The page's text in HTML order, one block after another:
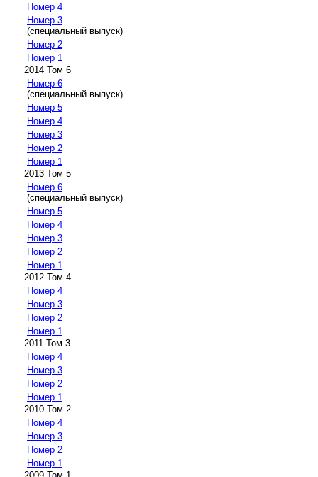
Номер 4
Номер 3
(специальный выпуск)
Номер 2
Номер 1
2014 Том 6
Номер 6
(специальный выпуск)
Номер 5
Номер 4
Номер 3
Номер 2
Номер 1
2013 Том 5
Номер 6
(специальный выпуск)
Номер 5
Номер 4
Номер 3
Номер 2
Номер 1
2012 Том 4
Номер 4
Номер 3
Номер 2
Номер 1
2011 Том 3
Номер 4
Номер 3
Номер 2
Номер 1
2010 Том 2
Номер 4
Номер 3
Номер 2
Номер 1